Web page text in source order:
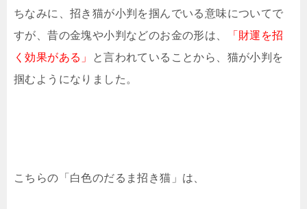
ちなみに、招き猫が小判を掴んでいる意味についてで
すが、昔の金塊や小判などのお金の形は、
「財運を招
く効果がある」
と言われていることから、猫が小判を
掴むようになりました。
こちらの「白色のだるま招き猫」は、